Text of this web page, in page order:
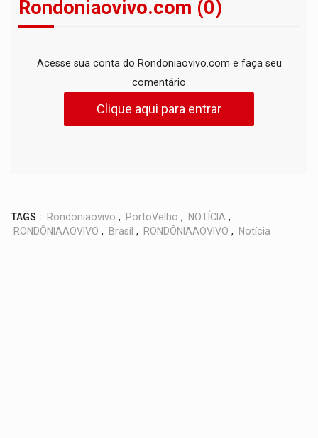
Rondoniaovivo.com (0)
Acesse sua conta do Rondoniaovivo.com e faça seu
comentário
Clique aqui para entrar
TAGS : Rondoniaovivo , PortoVelho , NOTÍCIA ,
RONDÔNIAAOVIVO , Brasil , RONDÔNIAAOVIVO , Notícia